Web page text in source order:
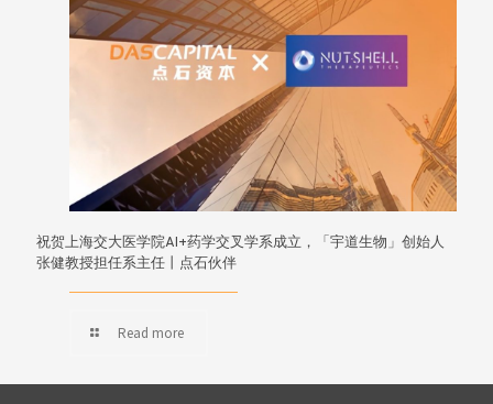
祝贺上海交大医学院AI+药学交叉学系成立，「宇道生物」创始人
张健教授担任系主任丨点石伙伴
Read more